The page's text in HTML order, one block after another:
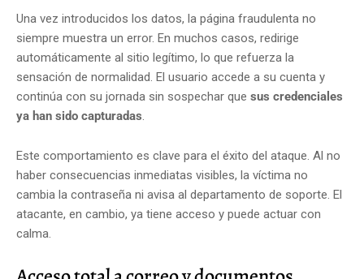
Una vez introducidos los datos, la página fraudulenta no
siempre muestra un error. En muchos casos, redirige
automáticamente al sitio legítimo, lo que refuerza la
sensación de normalidad. El usuario accede a su cuenta y
continúa con su jornada sin sospechar que sus credenciales
ya han sido capturadas.
Este comportamiento es clave para el éxito del ataque. Al no
haber consecuencias inmediatas visibles, la víctima no
cambia la contraseña ni avisa al departamento de soporte. El
atacante, en cambio, ya tiene acceso y puede actuar con
calma.